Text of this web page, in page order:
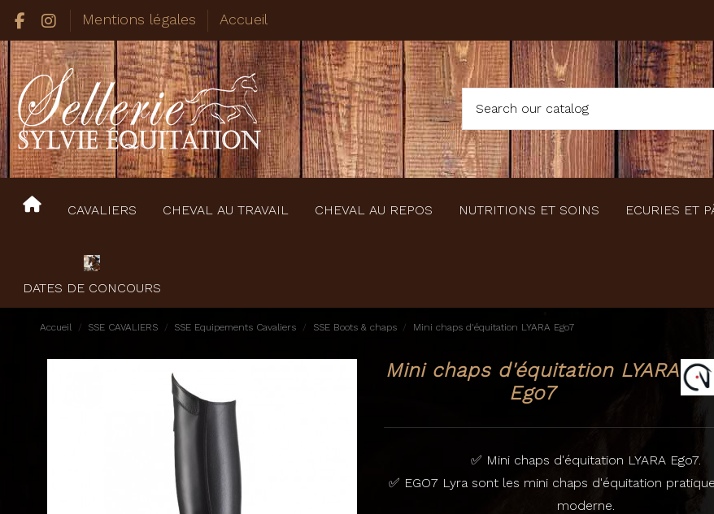
Mentions légales Accueil
CAVALIERS CHEVAL AU TRAVAIL CHEVAL AU REPOS NUTRITIONS ET SOINS ECURIES ET
DATES DE CONCOURS
Accueil SSE CAVALIERS SSE Equipements Cavaliers SSE Boots & chaps Mini chaps d'équitation LYARA Ego7
Mini chaps d'équitation LYARA
Ego7
✅ Mini chaps d'équitation LYARA Ego7.
✅ EGO7 Lyra sont les mini chaps d'équitation
moderne.